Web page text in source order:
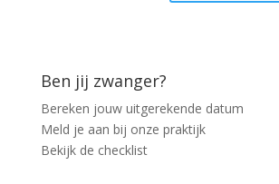
Ben jij zwanger?
Bereken jouw uitgerekende datum
Meld je aan bij onze praktijk
Bekijk de checklist